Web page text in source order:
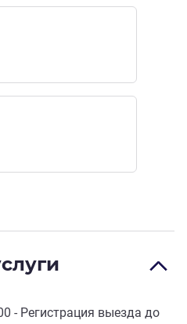
- Регистрация выезда до